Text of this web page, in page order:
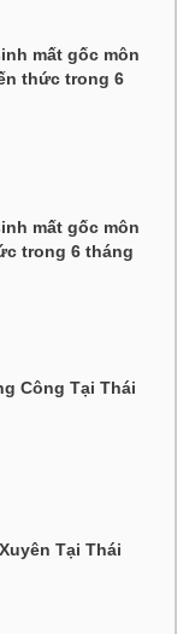
mất gốc môn
thức trong 6
mất gốc môn
trong 6 tháng
Công Tại Thái
Tại Thái